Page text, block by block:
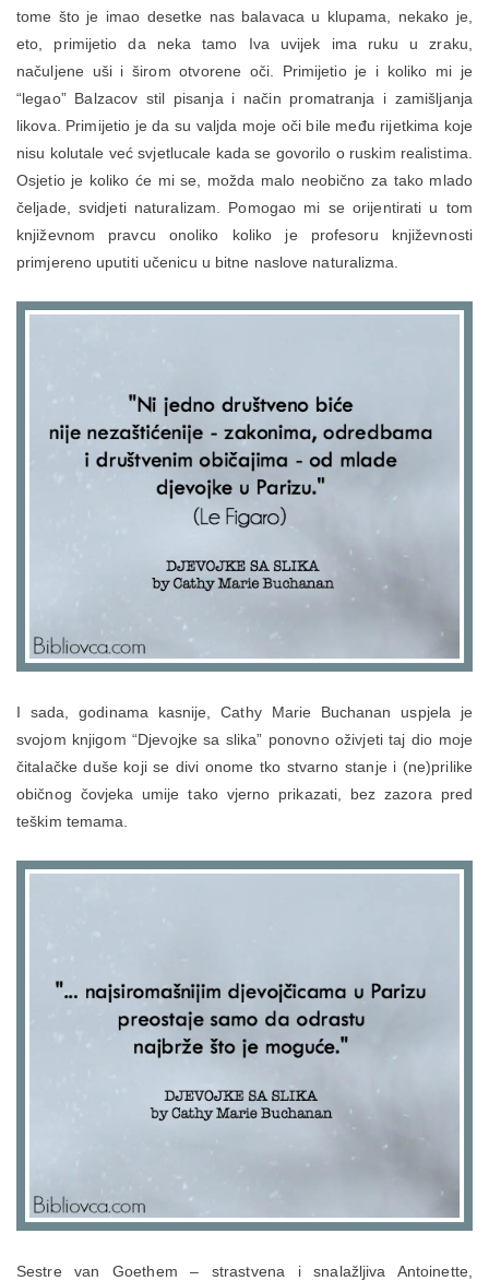
tome što je imao desetke nas balavaca u klupama, nekako je,
eto, primijetio da neka tamo Iva uvijek ima ruku u zraku,
načuljene uši i širom otvorene oči. Primijetio je i koliko mi je
“legao” Balzacov stil pisanja i način promatranja i zamišljanja
likova. Primijetio je da su valjda moje oči bile među rijetkima koje
nisu kolutale već svjetlucale kada se govorilo o ruskim realistima.
Osjetio je koliko će mi se, možda malo neobično za tako mlado
čeljade, svidjeti naturalizam. Pomogao mi se orijentirati u tom
književnom pravcu onoliko koliko je profesoru književnosti
primjereno uputiti učenicu u bitne naslove naturalizma.
I sada, godinama kasnije, Cathy Marie Buchanan uspjela je
svojom knjigom “Djevojke sa slika” ponovno oživjeti taj dio moje
čitalačke duše koji se divi onome tko stvarno stanje i (ne)prilike
običnog čovjeka umije tako vjerno prikazati, bez zazora pred
teškim temama.
Sestre van Goethem – strastvena i snalažljiva Antoinette,